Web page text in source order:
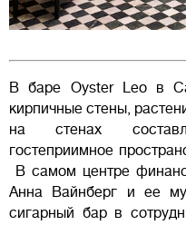
В баре Oyster Leo в
кирпичные стены,
на стенах
гостеприимное
В самом центре
Анна Вайнберг и ее
сигарный бар в